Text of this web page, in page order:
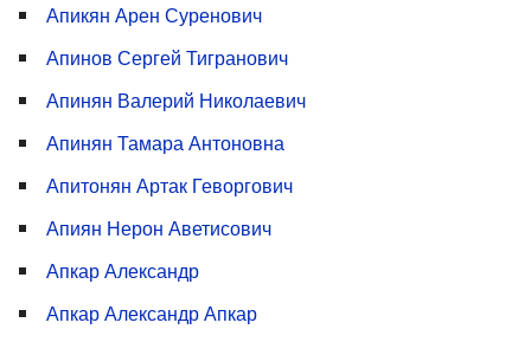
Апикян Арен Суренович
Апинов Сергей Тигранович
Апинян Валерий Николаевич
Апинян Тамара Антоновна
Апитонян Артак Геворгович
Апиян Нерон Аветисович
Апкар Александр
Апкар Александр Апкар